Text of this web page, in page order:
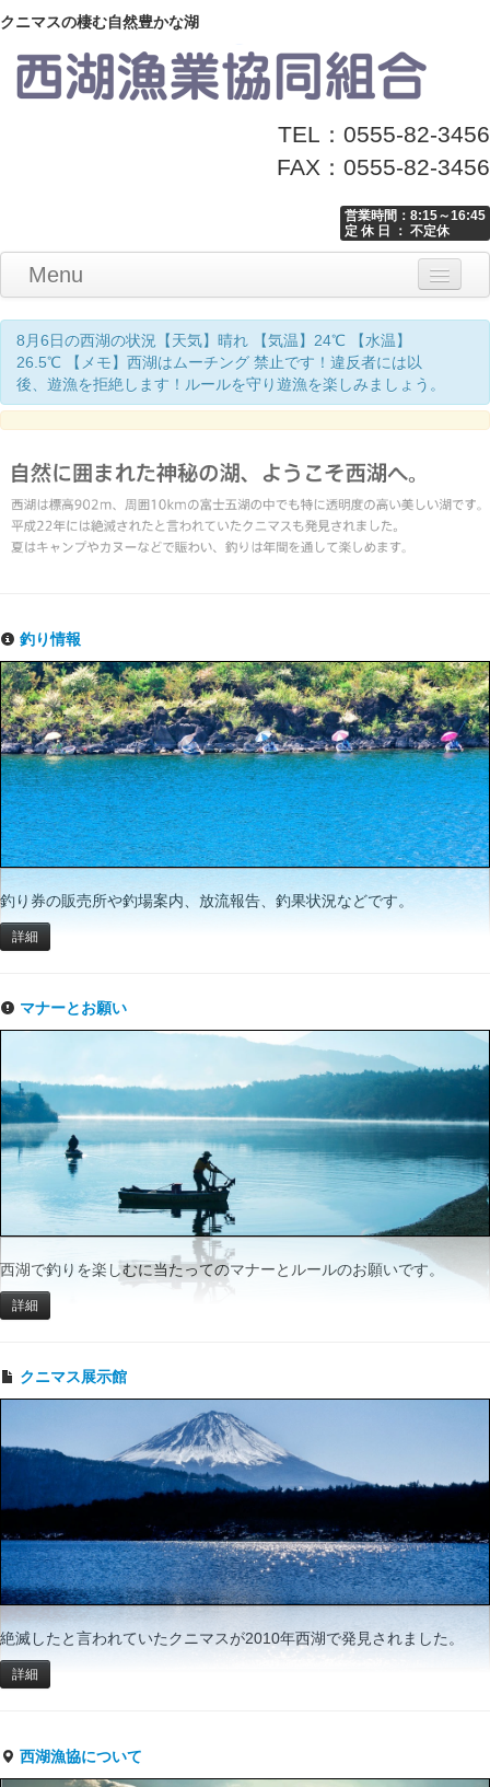
クニマスの棲む自然豊かな湖
TEL：0555-82-3456
FAX：0555-82-3456
営業時間：8:15～16:45
定 休 日 ： 不定休
Menu
Home
釣り情報
マナーとお願い
クニマス展示館
漁協からのお知らせ
お問い合わせ
8月6日の西湖の状況【天気】晴れ 【気温】24℃ 【水温】
26.5℃ 【メモ】西湖はムーチング 禁止です！違反者には以
後、遊漁を拒絶します！ルールを守り遊漁を楽しみましょう。
釣り情報
釣り券の販売所や釣場案内、放流報告、釣果状況などです。
詳細
マナーとお願い
西湖で釣りを楽しむに当たってのマナーとルールのお願いです。
詳細
クニマス展示館
絶滅したと言われていたクニマスが2010年西湖で発見されました。
詳細
西湖漁協について